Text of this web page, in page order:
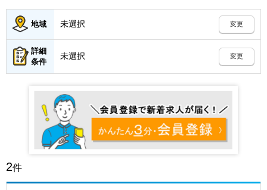
地域 未選択 変更
詳細
条件
未選択 変更
2件